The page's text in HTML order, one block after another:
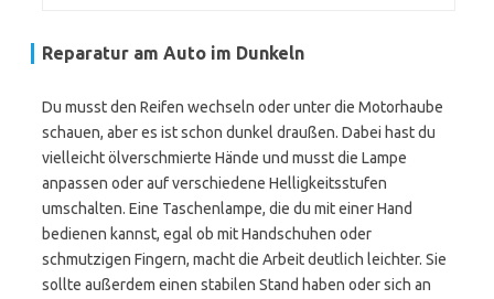
Reparatur am Auto im Dunkeln
Du musst den Reifen wechseln oder unter die Motorhaube
schauen, aber es ist schon dunkel draußen. Dabei hast du
vielleicht ölverschmierte Hände und musst die Lampe
anpassen oder auf verschiedene Helligkeitsstufen
umschalten. Eine Taschenlampe, die du mit einer Hand
bedienen kannst, egal ob mit Handschuhen oder
schmutzigen Fingern, macht die Arbeit deutlich leichter. Sie
sollte außerdem einen stabilen Stand haben oder sich an